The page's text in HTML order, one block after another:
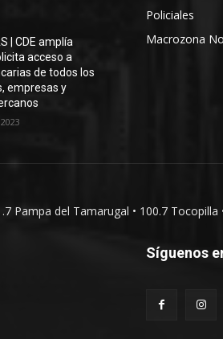
| CDE amplía
acceso a
de todos los
empresas y
Policiales
Macrozona
Pampa del Tamarugal • 100.7
Síguenos